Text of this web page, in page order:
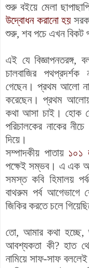
শুরু বইয়ে মেলা
উদ্বোধন করানো হয়
শুরু, শব পচে এখন বিকট
এই যে
চালবাজির পথপ্রদর্শক
গেছেন। প্রথম আলো
করেছেন। প্রথম আলোয়
কথা আসা চাই। হোক
পরিচালকের নাকের
দিয়ে।
সম্পাদকীয় পাতায় ১০১
পক্ষেই সম্ভব। এ এক
সমস্ত কবি হিমালয়
বাথরুম পর্ব আগেভাগে
জিকির করতে চলে
তো, আমার কথা হচ্ছে,
আবশ্যকতা কী? হাত
নামিয়ে সাফ-সাফ